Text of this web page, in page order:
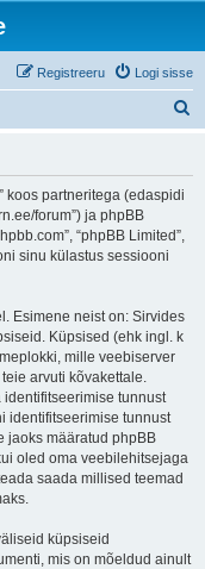
Logi sisse
Registreeru
koos partneritega (edaspidi
forum”) ja phpBB
“phpBB Limited”,
sinu külastus sessiooni
Esimene neist on: Sirvides
Küpsised (ehk ingl. k
mille veebiserver
arvuti kõvakettale.
tunnust
identifitseerimise tunnust
jaoks määratud phpBB
oled oma veebilehitsejaga
saada millised teemad
küpsiseid
mis on mõeldud ainult